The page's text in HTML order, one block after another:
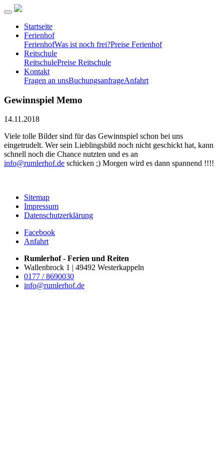
Startseite
Ferienhof
FerienhofWas ist noch frei?Preise Ferienhof
Reitschule
ReitschulePreise Reitschule
Kontakt
Fragen an unsBuchungsanfrageAnfahrt
Gewinnspiel Memo
14.11.2018
Viele tolle Bilder sind für das Gewinnspiel schon bei uns
eingetrudelt. Wer sein Lieblingsbild noch nicht geschickt hat, kann
schnell noch die Chance nutzten und es an
info@rumlerhof.de schicken ;) Morgen wird es dann spannend !!!!
Sitemap
Impressum
Datenschutzerklärung
Facebook
Anfahrt
Rumlerhof - Ferien und Reiten
Wallenbrock 1 | 49492 Westerkappeln
0177 / 8690030
info@rumlerhof.de